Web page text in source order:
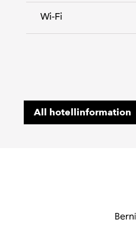
Wi-Fi
All hotellinformation